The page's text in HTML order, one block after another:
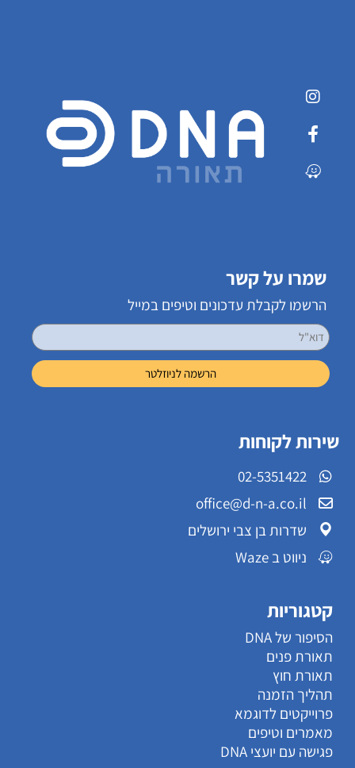
שמרו על קשר
הרשמו לקבלת עדכונים וטיפים במייל
שירות לקוחות
02-5351422
office@d-n-a.co.il
שדרות בן צבי ירושלים
ניווט ב Waze
קטגוריות
הסיפור של DNA
תאורת פנים
תאורת חוץ
תהליך הזמנה
פרוייקטים לדוגמא
מאמרים וטיפים
פגישה עם יועצי DNA